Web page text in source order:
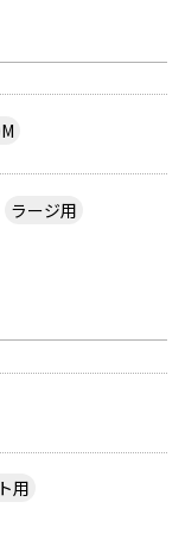
ラージ用
用